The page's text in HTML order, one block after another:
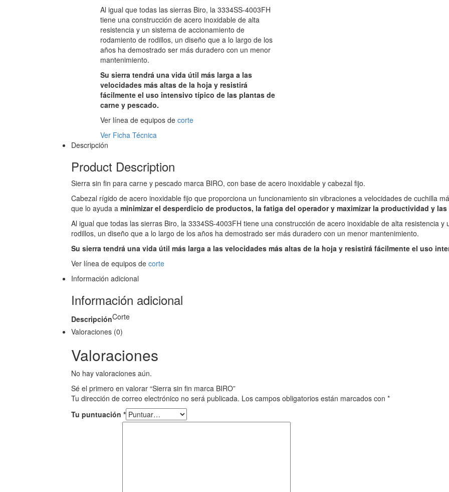
Al igual que todas las sierras Biro, la 3334SS-4003FH
tiene una construcción de acero inoxidable de alta
resistencia y un sistema de accionamiento de
rodamiento de rodillos, un diseño que a lo largo de los
años ha demostrado ser más duradero con un menor
mantenimiento.
Su sierra tendrá una vida útil más larga a las
velocidades más altas de la hoja y resistirá
fácilmente el uso intensivo típico de las plantas de
carne y pescado.
Ver línea de equipos de corte
Ver Ficha Técnica
Descripción
Product Description
Sierra sin fin para carne y pescado marca BIRO, con base de acero inoxidable y cabezal fijo.
Cabezal rígido de acero inoxidable fijo que proporciona un funcionamiento sin vibraciones a velocidades de cuchilla
que lo ayuda a minimizar el desperdicio de productos, la fatiga del operador y maximizar la productividad y
Al igual que todas las sierras Biro, la 3334SS-4003FH tiene una construcción de acero inoxidable de alta resistencia
rodillos, un diseño que a lo largo de los años ha demostrado ser más duradero con un menor mantenimiento.
Su sierra tendrá una vida útil más larga a las velocidades más altas de la hoja y resistirá fácilmente el uso
Ver línea de equipos de corte
Información adicional
Información adicional
DescripciónCorte
Valoraciones (0)
Valoraciones
No hay valoraciones aún.
Sé el primero en valorar “Sierra sin fin marca BIRO”
Tu dirección de correo electrónico no será publicada. Los campos obligatorios están marcados con *
Tu puntuación *